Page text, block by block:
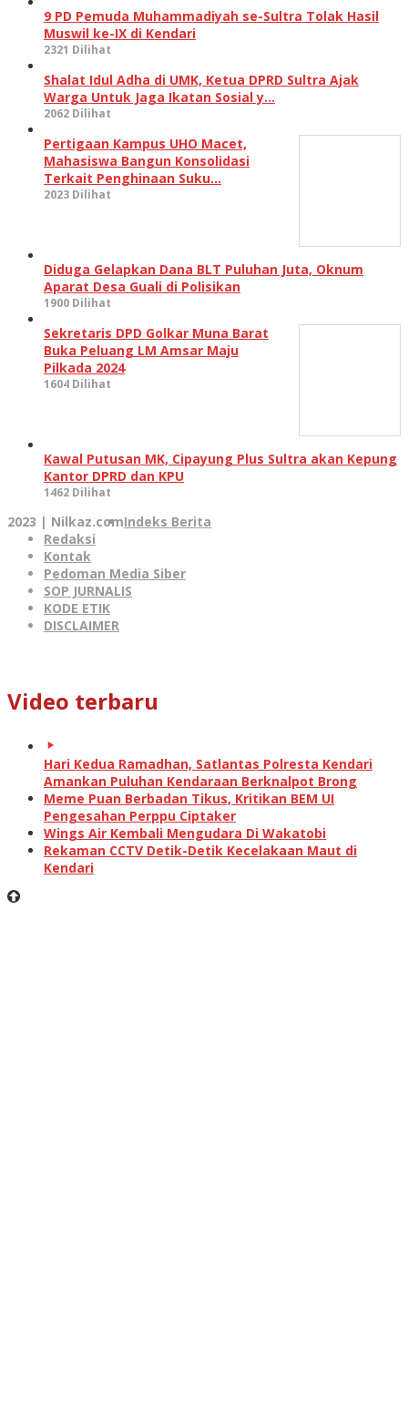
9 PD Pemuda Muhammadiyah se-Sultra Tolak Hasil
Muswil ke-IX di Kendari
2321 Dilihat
Shalat Idul Adha di UMK, Ketua DPRD Sultra Ajak
Warga Untuk Jaga Ikatan Sosial y…
2062 Dilihat
Pertigaan Kampus UHO Macet,
Mahasiswa Bangun Konsolidasi
Terkait Penghinaan Suku…
2023 Dilihat
Diduga Gelapkan Dana BLT Puluhan Juta, Oknum
Aparat Desa Guali di Polisikan
1900 Dilihat
Sekretaris DPD Golkar Muna Barat
Buka Peluang LM Amsar Maju
Pilkada 2024
1604 Dilihat
Kawal Putusan MK, Cipayung Plus Sultra akan Kepung
Kantor DPRD dan KPU
1462 Dilihat
2023 | Nilkaz.comIndeks Berita
Redaksi
Kontak
Pedoman Media Siber
SOP JURNALIS
KODE ETIK
DISCLAIMER
Video terbaru
Hari Kedua Ramadhan, Satlantas Polresta Kendari
Amankan Puluhan Kendaraan Berknalpot Brong
Meme Puan Berbadan Tikus, Kritikan BEM UI
Pengesahan Perppu Ciptaker
Wings Air Kembali Mengudara Di Wakatobi
Rekaman CCTV Detik-Detik Kecelakaan Maut di
Kendari